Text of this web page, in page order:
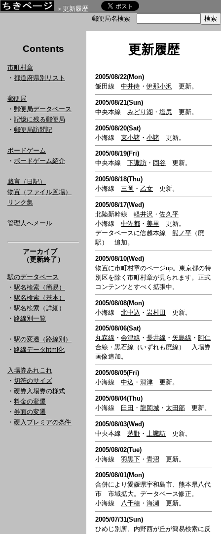
＞更新履歴
郵便局名検索
Contents
市町村章
・ 都道府県別リスト
郵便局
・ 郵便局データベース
・ 記憶に残る郵便局
・ 郵便局訪問記
ボードゲーム
・ ボードゲーム紹介
戯言（日記）
物置（ファイル置場）
リンク集
管理人へメール
アーカイブ
（更新終了）
駅のデータベース
・ 駅名検索（簡易）
・ 駅名検索（基本）
・駅名検索（詳細）
・ 路線別一覧
・ 駅の変遷（路線別）
・ 路線データhtml化
入場券あれこれ
・ 切符のサイズ
・ 硬券入場券の様式
・ 料金の変遷
・ 券面の変遷
・ 硬入プレミアの条件
更新履歴
2005/08/22(Mon)
飯田線 中井侍 ・伊那小沢 更新。
2005/08/21(Sun)
中央本線 みどり湖 ・ 塩尻 更新。
2005/08/20(Sat)
小海線 東小諸 ・ 小諸 更新。
2005/08/19(Fri)
中央本線 下諏訪 ・ 岡谷 更新。
2005/08/18(Thu)
小海線 三岡 ・ 乙女 更新。
2005/08/17(Wed)
北陸新幹線 軽井沢 ・佐久平
小海線 中佐都 ・ 美里 更新。
データベースに信越本線 熊ノ平 （廃
駅） 追加。
2005/08/10(Wed)
物置に市町村章のページup。東京都の特
別区を除く市町村章が見られます。正式
コンテンツとすべく拡張中。
2005/08/08(Mon)
小海線 北中込 ・ 岩村田 更新。
2005/08/06(Sat)
丸森線 ・ 会津線 ・ 長井線 ・ 矢島線 ・ 阿仁
合線 ・ 黒石線 （いずれも廃線） 入場券
画像追加。
2005/08/05(Fri)
小海線 中込 ・ 滑津 更新。
2005/08/04(Thu)
小海線 臼田 ・ 龍岡城 ・ 太田部 更新。
2005/08/03(Wed)
中央本線 茅野 ・ 上諏訪 更新。
2005/08/02(Tue)
小海線 羽黒下 ・ 青沼 更新。
2005/08/01(Mon)
合併により愛媛県宇和島市、熊本県八代
市 市域拡大。データベース修正。
小海線 八千穂 ・ 海瀬 更新。
2005/07/31(Sun)
ひめじ別所、内野西が丘が簡易検索に反